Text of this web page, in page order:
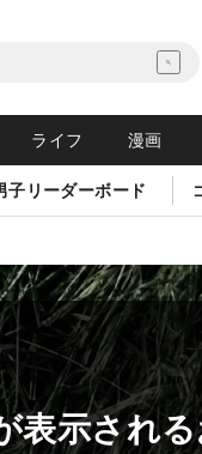
ライフ 漫画
リーダーボード
表示され